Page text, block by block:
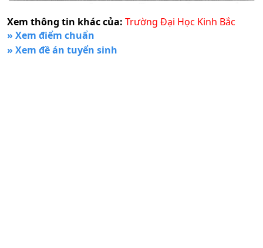
Xem thông tin khác của: Trường Đại Học Kinh Bắc
» Xem điểm chuẩn
» Xem đề án tuyển sinh